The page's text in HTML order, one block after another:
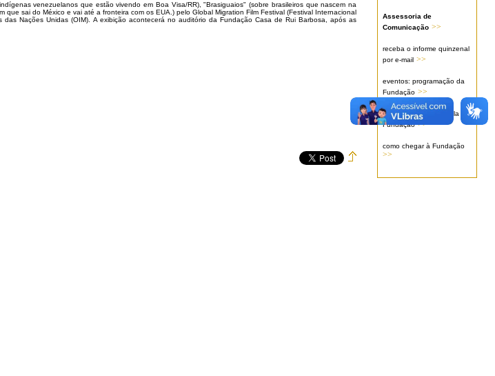
Assessoria de
Comunicação >>
receba o informe quinzenal
por e-mail >>
eventos: programação da
Fundação >>
serviços oferecidos pela
Fundação >>
como chegar à Fundação
>>
venezuelanos que estão vivendo em Boa Visa/RR), "Brasiguaios" (sobre brasileiros que nascem na
sai do México e vai até a fronteira com os EUA.) pelo Global Migration Film Festival (Festival Internacional
Nações Unidas (OIM). A exibição acontecerá no auditório da Fundação Casa de Rui Barbosa, após as